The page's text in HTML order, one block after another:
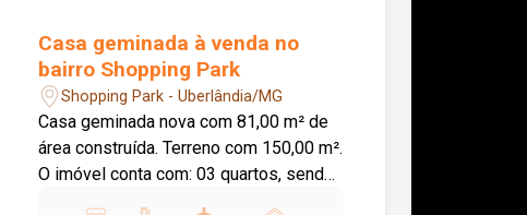
Casa geminada à venda no
bairro Shopping Park
Shopping Park - Uberlândia/MG
Casa geminada nova com 81,00 m² de
área construída. Terreno com 150,00 m².
O imóvel conta com: 03 quartos, sendo